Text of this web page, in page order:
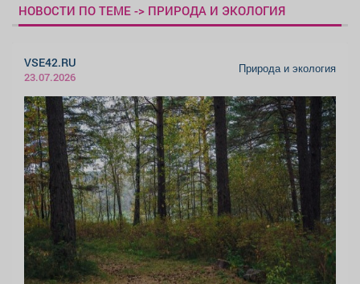
НОВОСТИ ПО ТЕМЕ -> ПРИРОДА И ЭКОЛОГИЯ
VSE42.RU
23.07.2026
Природа и экология